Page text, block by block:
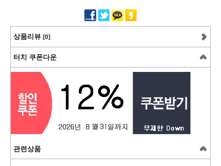
상품리뷰 [0]
터치 쿠폰다운
관련상품